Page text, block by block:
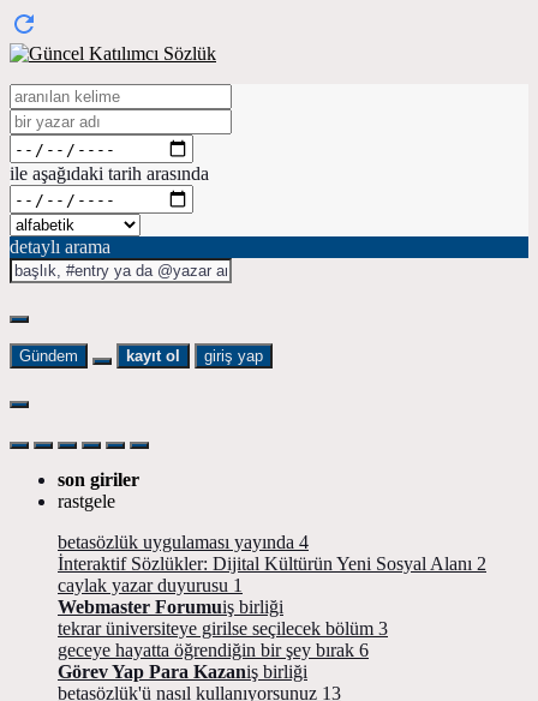
ile aşağıdaki tarih arasında
detaylı arama
Gündem kayıt ol giriş yap
son giriler
rastgele
betasözlük uygulaması yayında 4
İnteraktif Sözlükler: Dijital Kültürün Yeni Sosyal Alanı 2
caylak yazar duyurusu 1
Webmaster Forumuiş birliği
tekrar üniversiteye girilse seçilecek bölüm 3
geceye hayatta öğrendiğin bir şey bırak 6
Görev Yap Para Kazaniş birliği
betasözlük'ü nasıl kullanıyorsunuz 13